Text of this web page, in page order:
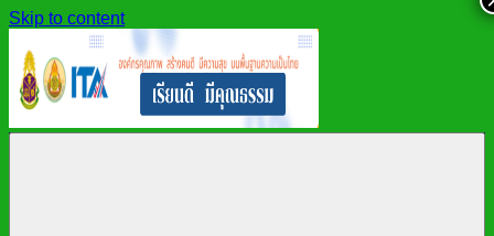
Skip to content